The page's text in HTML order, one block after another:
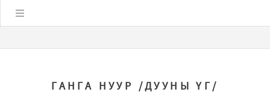
ГАНГА НУУР /ДУУНЫ ҮГ/